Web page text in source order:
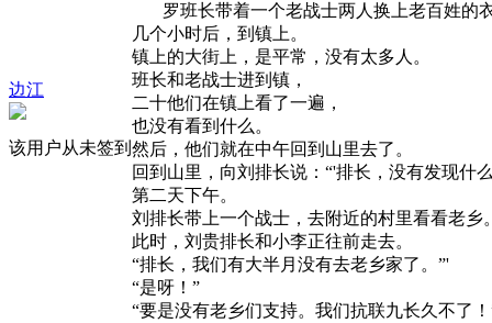
边江
该用户从未签到
罗班长带着一个老战士两人换上老百姓的
几个小时后，到镇上。
镇上的大街上，是平常，没有太多人。
班长和老战士进到镇，
二十他们在镇上看了一遍，
也没有看到什么。
然后，他们就在中午回到山里去了。
回到山里，向刘排长说：“'排长，没有发现什
第二天下午。
刘排长带上一个战士，去附近的村里看看老乡
此时，刘贵排长和小李正往前走去。
“排长，我们有大半月没有去老乡家了。”'
“是呀！”
“要是没有老乡们支持。我们抗联九长久不了！